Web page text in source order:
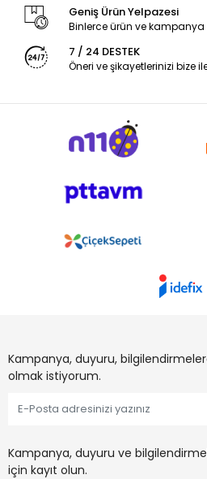
Geniş Ürün Yelpazesi
Binlerce ürün ve kampanya
7 / 24 DESTEK
Öneri ve şikayetlerinizi bize
Kampanya, duyuru,
olmak istiyorum.
Kampanya, duyuru ve
için kayıt olun.